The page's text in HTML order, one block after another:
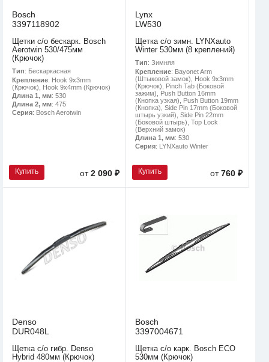
Bosch
3397118902
Щетки с/о бескарк. Bosch
Aerotwin 530/475мм
(Крючок)
Тип: Бескаркасная
Крепление: Hook 9x3mm
(Крючок), Hook 9x4mm (Крючок)
Длина 1, мм: 530
Длина 2, мм: 475
Серия: Bosch Aerotwin
Купить от2 090 ₽
Lynx
LW530
Щетка с/о зимн. LYNXauto
Winter 530мм (8 креплений)
Тип: Зимняя
Крепление: Bayonet Arm
(Штыковой замок), Hook 9x3mm
(Крючок), Pinch Tab (Боковой
зажим), Push Button 16mm
(Кнопка узкая), Push Button 19mm
(Кнопка), Side Pin 17mm (Боковой
штырь узкий), Side Pin 22mm
(Боковой штырь), Top Lock
(Верхний замок)
Длина 1, мм: 530
Серия: LYNXauto Winter
Купить от760 ₽
Denso
DUR048L
Щетка с/о гибр. Denso
Hybrid 480мм (Крючок)
Bosch
3397004671
Щетка с/о карк. Bosch ECO
530мм (Крючок)